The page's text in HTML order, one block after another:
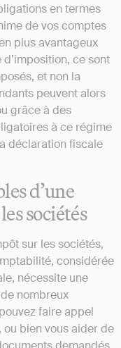
en termes
de vos comptes
plus avantageux
ce sont
et non la
peuvent alors
grâce à des
à ce régime
déclaration fiscale
d’une
sociétés
sur les sociétés,
considérée
nécessite une
nombreux
faire appel
bien vous aider de